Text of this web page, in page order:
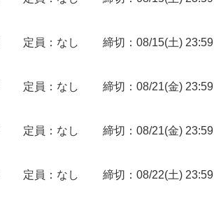
定員：なし 締切：08/15(土) 23:59
定員：なし 締切：08/21(金) 23:59
定員：なし 締切：08/21(金) 23:59
定員：なし 締切：08/22(土) 23:59